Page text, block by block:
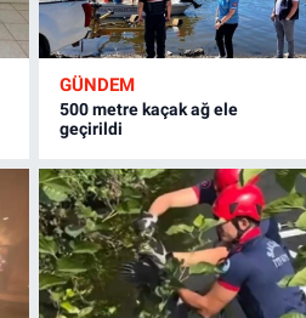
GÜNDEM
500 metre kaçak ağ ele
geçirildi